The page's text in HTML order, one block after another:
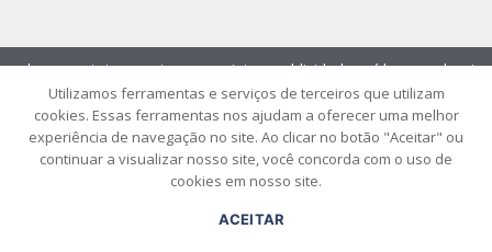
© 2026 ArqSC – Portal de Arquitetura, Interiores, Design e Arte de
Santa Catarina – Todos os Direitos Reservados.
sobre contato envie seu projeto publicidade vídeo podcast
Utilizamos ferramentas e serviços de terceiros que utilizam
cookies. Essas ferramentas nos ajudam a oferecer uma melhor
experiência de navegação no site. Ao clicar no botão "Aceitar" ou
continuar a visualizar nosso site, você concorda com o uso de
cookies em nosso site.
ACEITAR